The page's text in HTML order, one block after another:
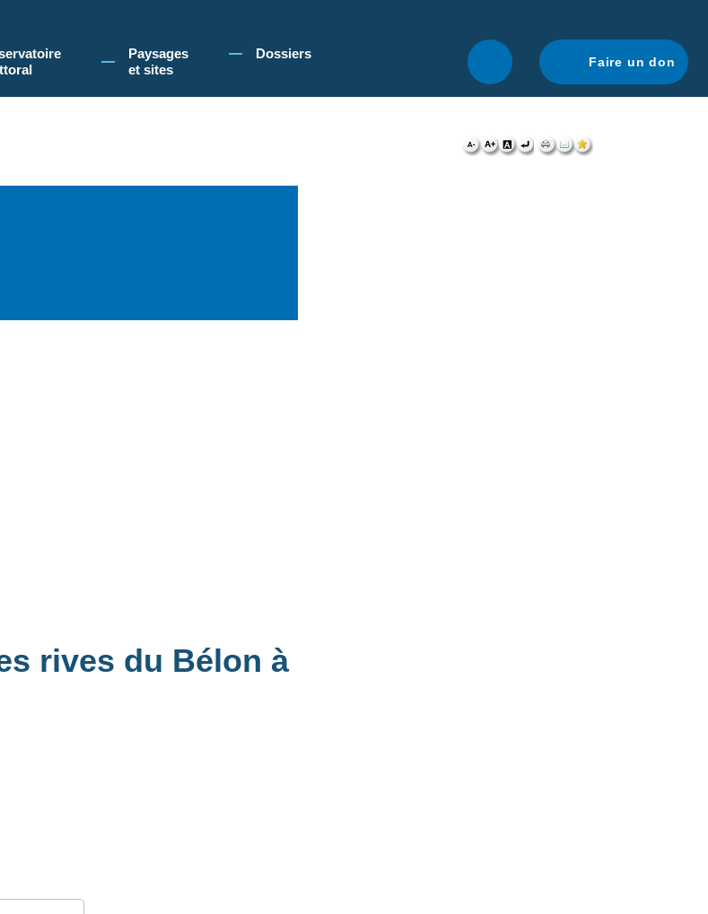
vous acceptez l'utilisation de cookies pour vous proposer une navigation optimale.
Paysages
et sites
Dossiers
Faire un don
rives du Bélon à